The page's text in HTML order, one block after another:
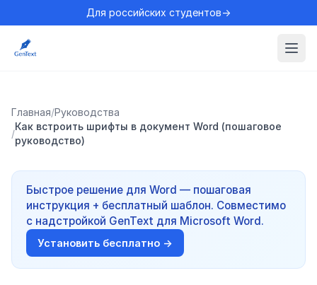
Для российских студентов→
Главная/Руководства
/
Как встроить шрифты в документ Word (пошаговое
руководство)
Быстрое решение для Word — пошаговая
инструкция + бесплатный шаблон. Совместимо
с надстройкой GenText для Microsoft Word.
Установить бесплатно →